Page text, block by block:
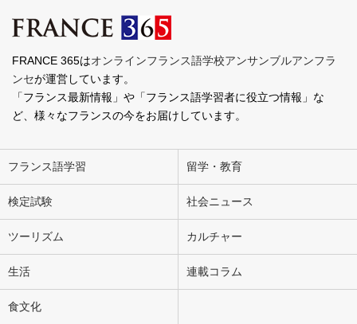
FRANCE 365はオンラインフランス語学校アンサンブルアンフラ
ンセが運営しています。
「フランス最新情報」や「フランス語学習者に役立つ情報」な
ど、様々なフランスの今をお届けしています。
フランス語学習 留学・教育
検定試験 社会ニュース
ツーリズム カルチャー
生活 連載コラム
食文化